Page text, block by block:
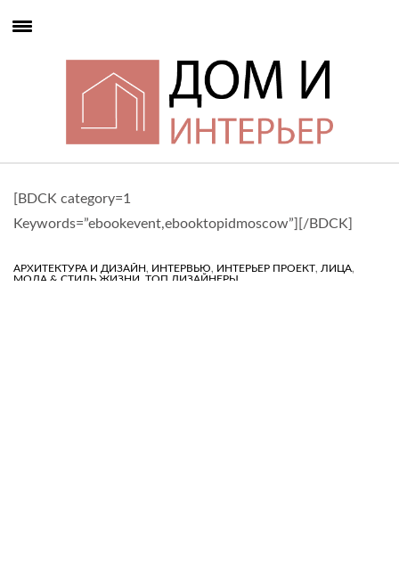
[BDCK category=1
Keywords=”ebookevent,ebooktopidmoscow”][/BDCK]
АРХИТЕКТУРА И ДИЗАЙН, ИНТЕРВЬЮ, ИНТЕРЬЕР ПРОЕКТ, ЛИЦА,
МОДА & СТИЛЬ ЖИЗНИ ТОП ДИЗАЙНЕРЫ